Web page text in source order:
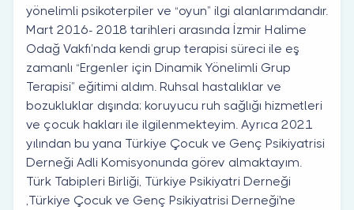
yönelimli psikoterpiler ve “oyun” ilgi alanlarımdandır.
Mart 2016- 2018 tarihleri arasında İzmir Halime
Odağ Vakfı’nda kendi grup terapisi süreci ile eş
zamanlı “Ergenler için Dinamik Yönelimli Grup
Terapisi” eğitimi aldım. Ruhsal hastalıklar ve
bozukluklar dışında; koruyucu ruh sağlığı hizmetleri
ve çocuk hakları ile ilgilenmekteyim. Ayrıca 2021
yılından bu yana Türkiye Çocuk ve Genç Psikiyatrisi
Derneği Adli Komisyonunda görev almaktayım.
Türk Tabipleri Birliği, Türkiye Psikiyatri Derneği
,Türkiye Çocuk ve Genç Psikiyatrisi Derneği'ne